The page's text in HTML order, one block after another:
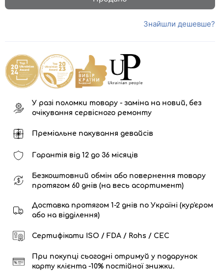
Знайшли дешевше?
У разі поломки товару - заміна на новий, без
очікування сервісного ремонту
Преміальне пакування девайсів
Гарантія від 12 до 36 місяців
Безкоштовний обмін або повернення товару
протягом 60 днів (на весь асортимент)
Доставка протягом 1-2 днів по Україні (кур'єром
або на відділення)
Сертифікати ISO / FDA / Rohs / CEC
При покупці сьогодні отримуй у подарунок
карту клієнта -10% постійної знижки.